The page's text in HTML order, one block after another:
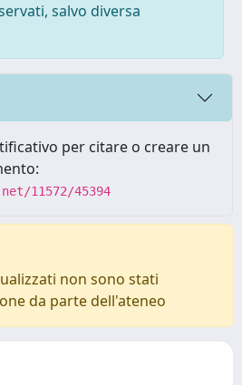
salvo diversa
per citare o creare un
11572/45394
non sono stati
da parte dell'ateneo